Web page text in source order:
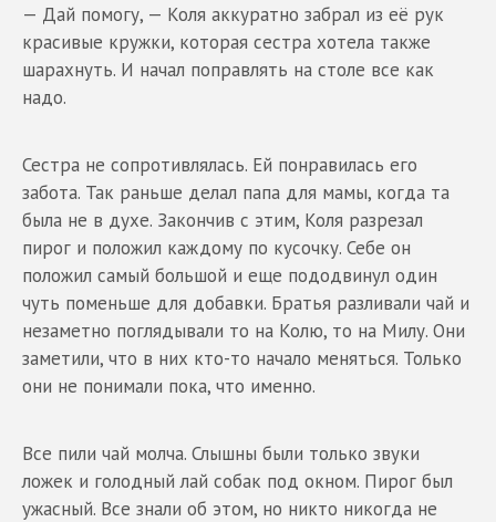
— Дай помогу, — Коля аккуратно забрал из её рук
красивые кружки, которая сестра хотела также
шарахнуть. И начал поправлять на столе все как
надо.
Сестра не сопротивлялась. Ей понравилась его
забота. Так раньше делал папа для мамы, когда та
была не в духе. Закончив с этим, Коля разрезал
пирог и положил каждому по кусочку. Себе он
положил самый большой и еще пододвинул один
чуть поменьше для добавки. Братья разливали чай и
незаметно поглядывали то на Колю, то на Милу. Они
заметили, что в них кто-то начало меняться. Только
они не понимали пока, что именно.
Все пили чай молча. Слышны были только звуки
ложек и голодный лай собак под окном. Пирог был
ужасный. Все знали об этом, но никто никогда не